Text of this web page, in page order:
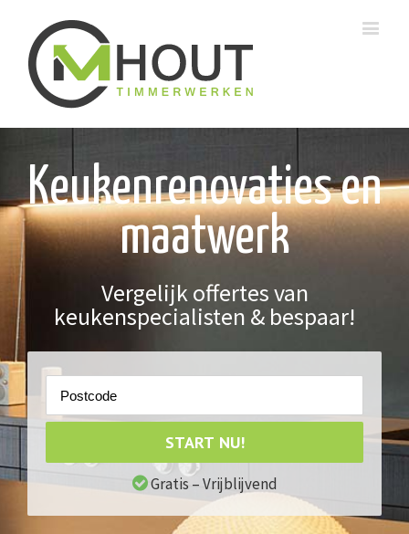
Keukenrenovaties en
maatwerk
Vergelijk offertes van
keukenspecialisten & bespaar!
START NU!
Gratis – Vrijblijvend